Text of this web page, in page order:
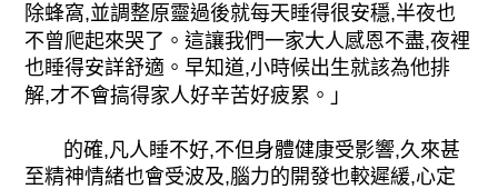
除蜂窩,並調整原靈過後就每天睡得很安穩,半夜也
不曾爬起來哭了。這讓我們一家大人感恩不盡,夜裡
也睡得安詳舒適。早知道,小時候出生就該為他排
解,才不會搞得家人好辛苦好疲累。」
的確,凡人睡不好,不但身體健康受影響,久來甚
至精神情緒也會受波及,腦力的開發也較遲緩,心定